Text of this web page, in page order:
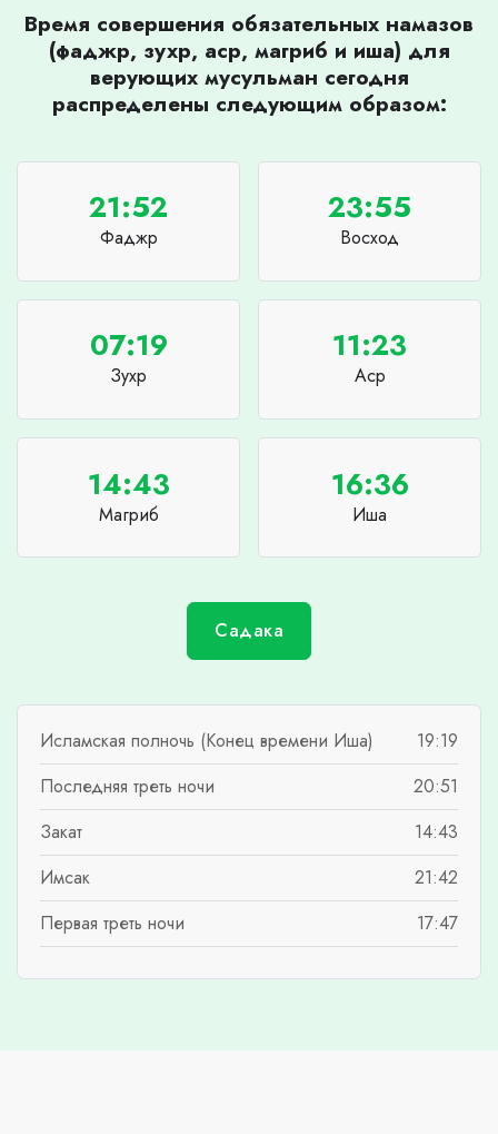
Время совершения обязательных намазов
(фаджр, зухр, аср, магриб и иша) для
верующих мусульман сегодня
распределены следующим образом:
21:52
Фаджр
23:55
Восход
07:19
Зухр
11:23
Аср
14:43
Магриб
16:36
Иша
Садака
Исламская полночь (Конец времени Иша)
19:19
Последняя треть ночи
20:51
Закат
14:43
Имсак
21:42
Первая треть ночи
17:47